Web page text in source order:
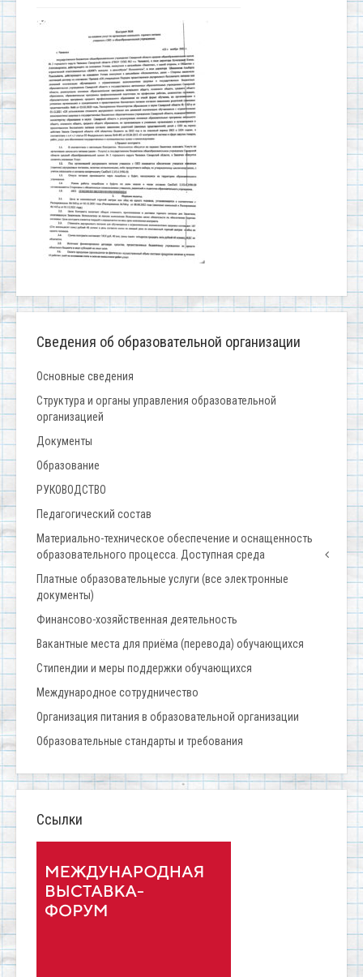
Сведения об образовательной организации
Основные сведения
Структура и органы управления образовательной
организацией
Документы
Образование
РУКОВОДСТВО
Педагогический состав
Материально-техническое обеспечение и оснащенность
образовательного процесса. Доступная среда
Платные образовательные услуги (все электронные
документы)
Финансово-хозяйственная деятельность
Вакантные места для приёма (перевода) обучающихся
Стипендии и меры поддержки обучающихся
Международное сотрудничество
Организация питания в образовательной организации
Образовательные стандарты и требования
Ссылки